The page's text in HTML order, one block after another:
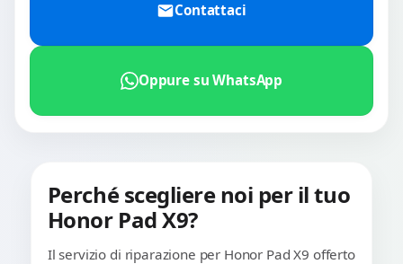
Contattaci
Oppure su WhatsApp
Perché scegliere noi per il tuo
Honor Pad X9?
Il servizio di riparazione per Honor Pad X9 offerto